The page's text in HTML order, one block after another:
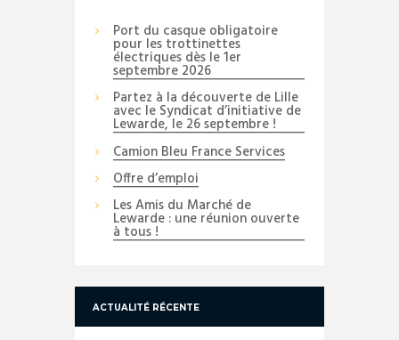
Port du casque obligatoire
pour les trottinettes
électriques dès le 1er
septembre 2026
Partez à la découverte de Lille
avec le Syndicat d’initiative de
Lewarde, le 26 septembre !
Camion Bleu France Services
Offre d’emploi
Les Amis du Marché de
Lewarde : une réunion ouverte
à tous !
ACTUALITÉ RÉCENTE